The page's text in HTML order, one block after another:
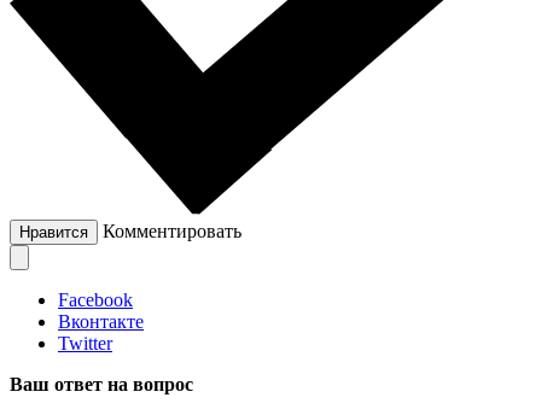
Нравится Комментировать
Facebook
Вконтакте
Twitter
Ваш ответ на вопрос